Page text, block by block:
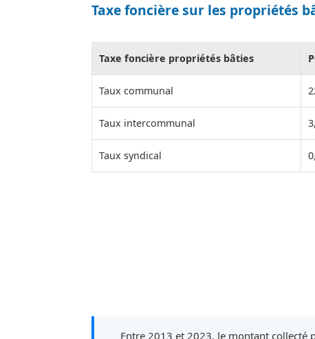
Taxe foncière sur les propriétés
Taxe foncière propriétés bâties
Taux communal
Taux intercommunal
Taux syndical
Entre 2013 et 2023, le montant collecté